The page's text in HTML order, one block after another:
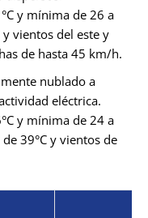
y mínima de 26 a
y vientos del este y
de hasta 45 km/h.
nublado a
eléctrica.
y mínima de 24 a
39°C y vientos de